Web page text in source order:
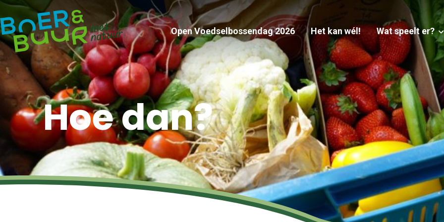
Open Voedselbossendag 2026 Het kan wél! Wat speelt er?
Hoe dan?